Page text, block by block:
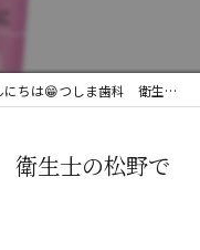
ちは😁つしま歯科 衛生士の松野です👱‍♀️
衛生士の松野で